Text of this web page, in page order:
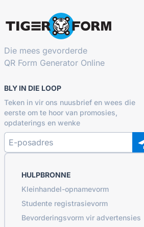
Die mees gevorderde
QR Form Generator Online
BLY IN DIE LOOP
Teken in vir ons nuusbrief en wees die
eerste om te hoor van promosies,
opdaterings en wenke
HULPBRONNE
Kleinhandel-opnamevorm
Studente registrasievorm
Bevorderingsvorm vir advertensies